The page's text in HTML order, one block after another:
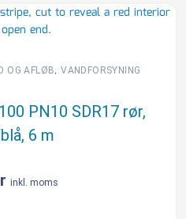
OG AFLØB,VANDFORSYNING
PN10 SDR17 rør,
6 m
inkl. moms